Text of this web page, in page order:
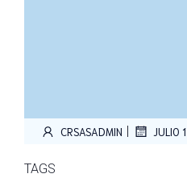
CRSASADMIN JULIO 1
TAGS